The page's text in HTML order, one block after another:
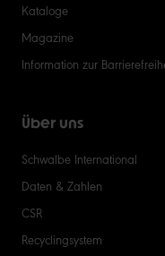
Kataloge
Magazine
Information zur
Über uns
Schwalbe International
Daten & Zahlen
CSR
Recyclingsystem